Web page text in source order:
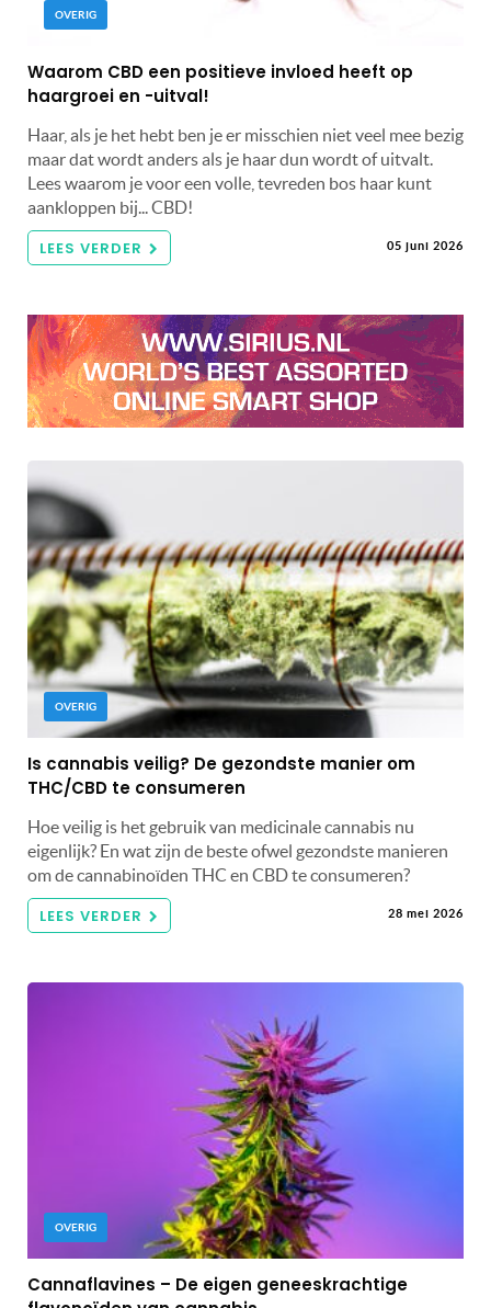
OVERIG
Waarom CBD een positieve invloed heeft op
haargroei en -uitval!
Haar, als je het hebt ben je er misschien niet veel mee bezig
maar dat wordt anders als je haar dun wordt of uitvalt.
Lees waarom je voor een volle, tevreden bos haar kunt
aankloppen bij... CBD!
LEES VERDER 05 juni 2026
OVERIG
Is cannabis veilig? De gezondste manier om
THC/CBD te consumeren
Hoe veilig is het gebruik van medicinale cannabis nu
eigenlijk? En wat zijn de beste ofwel gezondste manieren
om de cannabinoïden THC en CBD te consumeren?
LEES VERDER 28 mei 2026
OVERIG
Cannaflavines – De eigen geneeskrachtige